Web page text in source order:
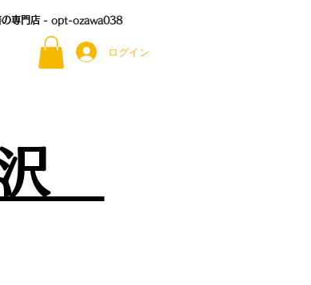
専門店 - opt-ozawa038
ログイン